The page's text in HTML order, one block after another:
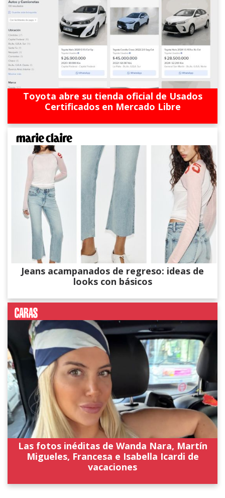
Toyota abre su tienda oficial de Usados
Certificados en Mercado Libre
Jeans acampanados de regreso: ideas de
looks con básicos
Las fotos inéditas de Wanda Nara, Martín
Migueles, Francesa e Isabella Icardi de
vacaciones